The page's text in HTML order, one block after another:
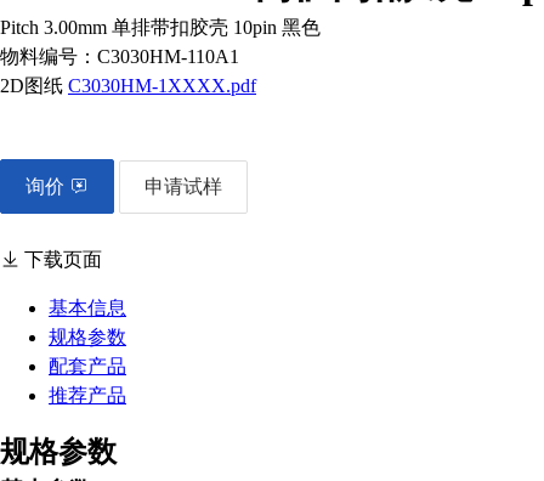
Pitch 3.00mm 单排带扣胶壳 10pin 黑色
物料编号： C3030HM-110A1
2D图纸 C3030HM-1XXXX.pdf
询价 申请试样
下载页面
基本信息
规格参数
配套产品
推荐产品
规格参数